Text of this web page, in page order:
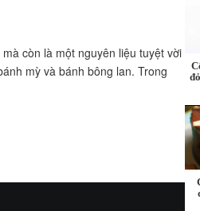
còn là một nguyên liệu tuyệt vời
mỳ và bánh bông lan. Trong